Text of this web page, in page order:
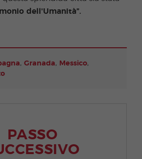
dell'Umanità”.
, Granada, Messico,
PASSO